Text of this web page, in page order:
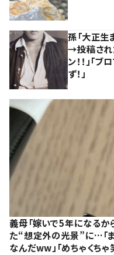
孫「大正生
→投稿され
ン！！」「
ず！」
義母「嫁いで5年になるか
た“想定外の光景”に…「ま
なんだww」「めちゃくちゃ